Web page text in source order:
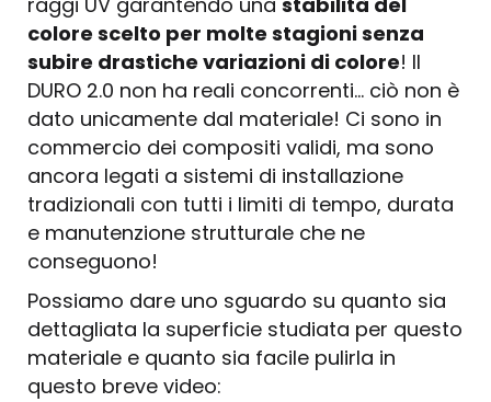
colore scelto per molte stagioni senza
subire drastiche variazioni di colore! Il
DURO 2.0 non ha reali concorrenti... ciò non è
dato unicamente dal materiale! Ci sono in
commercio dei compositi validi, ma sono
ancora legati a sistemi di installazione
tradizionali con tutti i limiti di tempo, durata
e manutenzione strutturale che ne
conseguono!
Possiamo dare uno sguardo su quanto sia
dettagliata la superficie studiata per questo
materiale e quanto sia facile pulirla in
questo breve video: